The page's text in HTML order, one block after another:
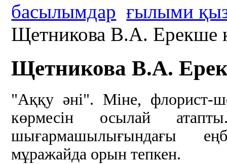
басылымдар ғылыми
Щетникова В.А. Ерекше
Щетникова В.А.
"Аққу әні". Міне, флорист-
көрмесін осылай
шығармашылығындағы
мұражайда орын тепкен.